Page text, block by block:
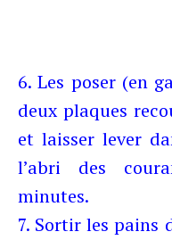
6. Les poser (en
deux plaques
et laisser lever
l’abri des
minutes.
7. Sortir les